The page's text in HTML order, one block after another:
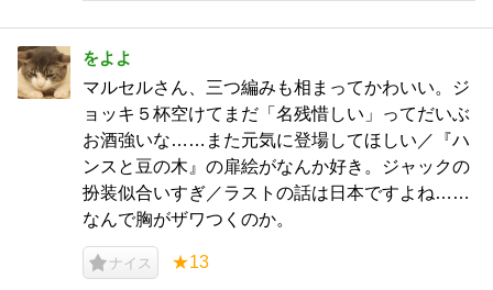
をよよ
マルセルさん、三つ編みも相まってかわいい。ジ
ョッキ５杯空けてまだ「名残惜しい」ってだいぶ
お酒強いな……また元気に登場してほしい／『ハ
ンスと豆の木』の扉絵がなんか好き。ジャックの
扮装似合いすぎ／ラストの話は日本ですよね……
なんで胸がザワつくのか。
ナイス ★13